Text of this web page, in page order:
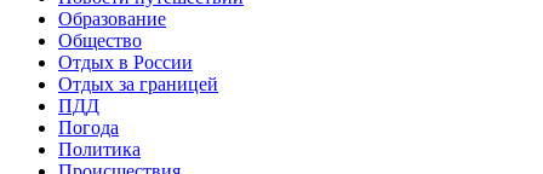
Образование
Общество
Отдых в России
Отдых за границей
ПДД
Погода
Политика